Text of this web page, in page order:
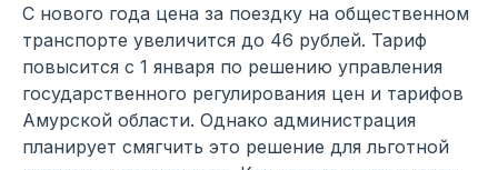
С нового года цена за поездку на общественном
транспорте увеличится до 46 рублей. Тариф
повысится с 1 января по решению управления
государственного регулирования цен и тарифов
Амурской области. Однако администрация
планирует смягчить это решение для льготной